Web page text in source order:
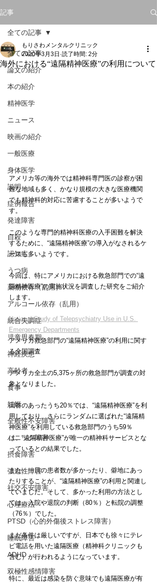
記事
全ての記事
論文の紹介
本の紹介
精神医学
ニュース
映画の紹介
一般医療
身体医学
説明
症例報告
発達障害
自殺
認知症
うつ病
薬物依存（乱用）
アルコール依存（乱用）
統合失調症
児童思春期
神経疾患
高齢者
食事
妊娠
全般性不安障害
パニック障害
摂食障害
強迫性障害
社交不安障害
心理療法
PTSD（心的外傷後ストレス障害）
睡眠障害
ADHD
双極性感情障害
全ての記事
海外における“遠隔精神医療”の利用について
もりさわメンタルクリニック
2020年3月3日 読了時間: 2分
アメリカ等の海外では精神科専門医の診察が困
難な地域も多く、かなり規模の大きな医療機関
でも精神科的対応に苦慮することが多いようで
す。
このような専門的精神科医療の入手困難を解決
するために、“遠隔精神医療”の導入がなされるケ
ースも多いようです。
今回は、特にアメリカにおける救急部門での“遠
隔精神医療”の実施状況を調査した研究をご紹介
します。
National Study of Telepsychiatry Use in U.S.
Emergency Departments
アメリカ救急部門の“遠隔精神医療”の利用に関す
る全国調査
アメリカ全土の5,375ヶ所の救急部門が調査の対
象となりました。
回答のあったうち20％では、“遠隔精神医療”を利
用しており、さらにランダムに選ばれた“遠隔精
神医療”を利用している救急部門のうち59％
は、“遠隔精神医療”が唯一の精神科サービスとな
っているとの結果でした。
また、一日の患者数が多かったり、僻地にあっ
たりすることが、“遠隔精神医療”の利用と関連し
ていました。そして、多かった利用の方法とし
ては、入院や退院の判断（80％）と転院の調整
（76％）でした。
まだ条件は厳しいですが、日本でも徐々にテレ
ビ電話を用いた遠隔医療（精神科クリニックも
含む）が行われるようになっています。
特に、最近は感染を防ぐ意味でも遠隔医療が有